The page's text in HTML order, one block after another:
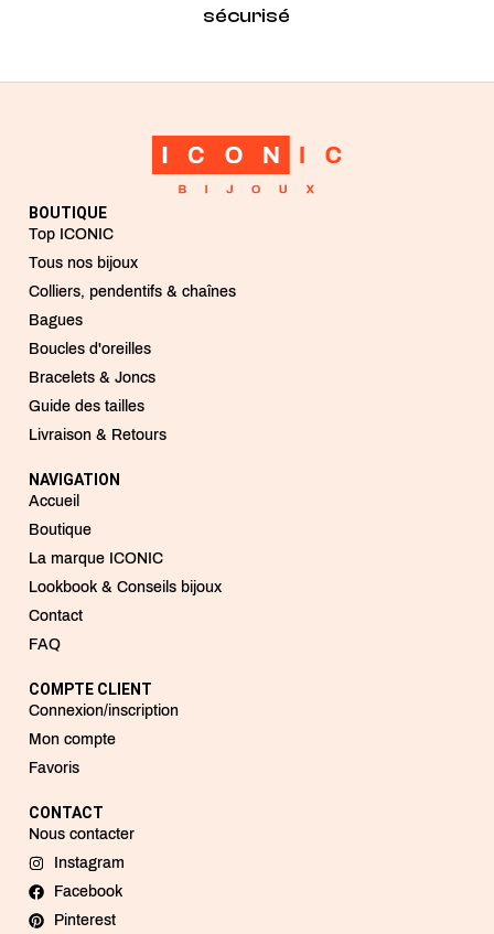
sécurisé
BOUTIQUE
Top ICONIC
Tous nos bijoux
Colliers, pendentifs & chaînes
Bagues
Boucles d'oreilles
Bracelets & Joncs
Guide des tailles
Livraison & Retours
NAVIGATION
Accueil
Boutique
La marque ICONIC
Lookbook & Conseils bijoux
Contact
FAQ
COMPTE CLIENT
Connexion/inscription
Mon compte
Favoris
CONTACT
Nous contacter
Instagram
Facebook
Pinterest